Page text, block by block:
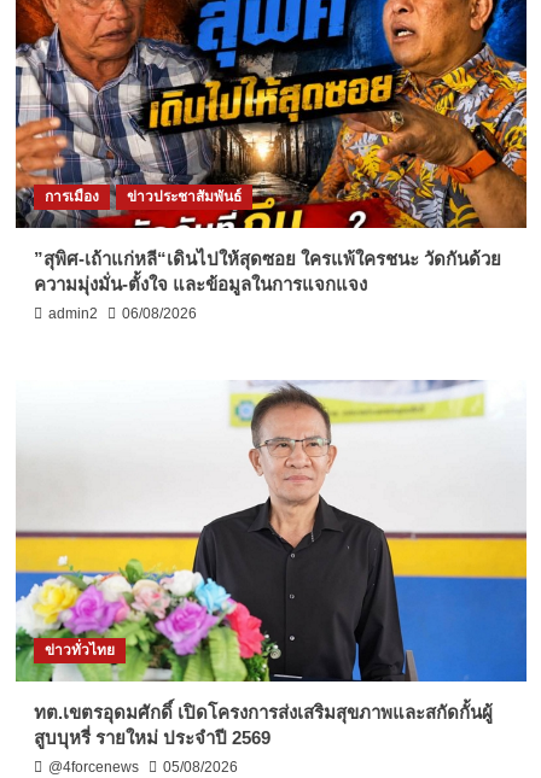
การเมือง ข่าวประชาสัมพันธ์
”สุพิศ-เถ้าแก่หลี“เดินไปให้สุดซอย ใครแพ้ใครชนะ วัดกันด้วย
ความมุ่งมั่น-ตั้งใจ และข้อมูลในการแจกแจง
admin2 06/08/2026
ข่าวทั่วไทย
ทต.เขตรอุดมศักดิ์ เปิดโครงการส่งเสริมสุขภาพและสกัดกั้นผู้
สูบบุหรี่ รายใหม่ ประจำปี 2569
@4forcenews 05/08/2026